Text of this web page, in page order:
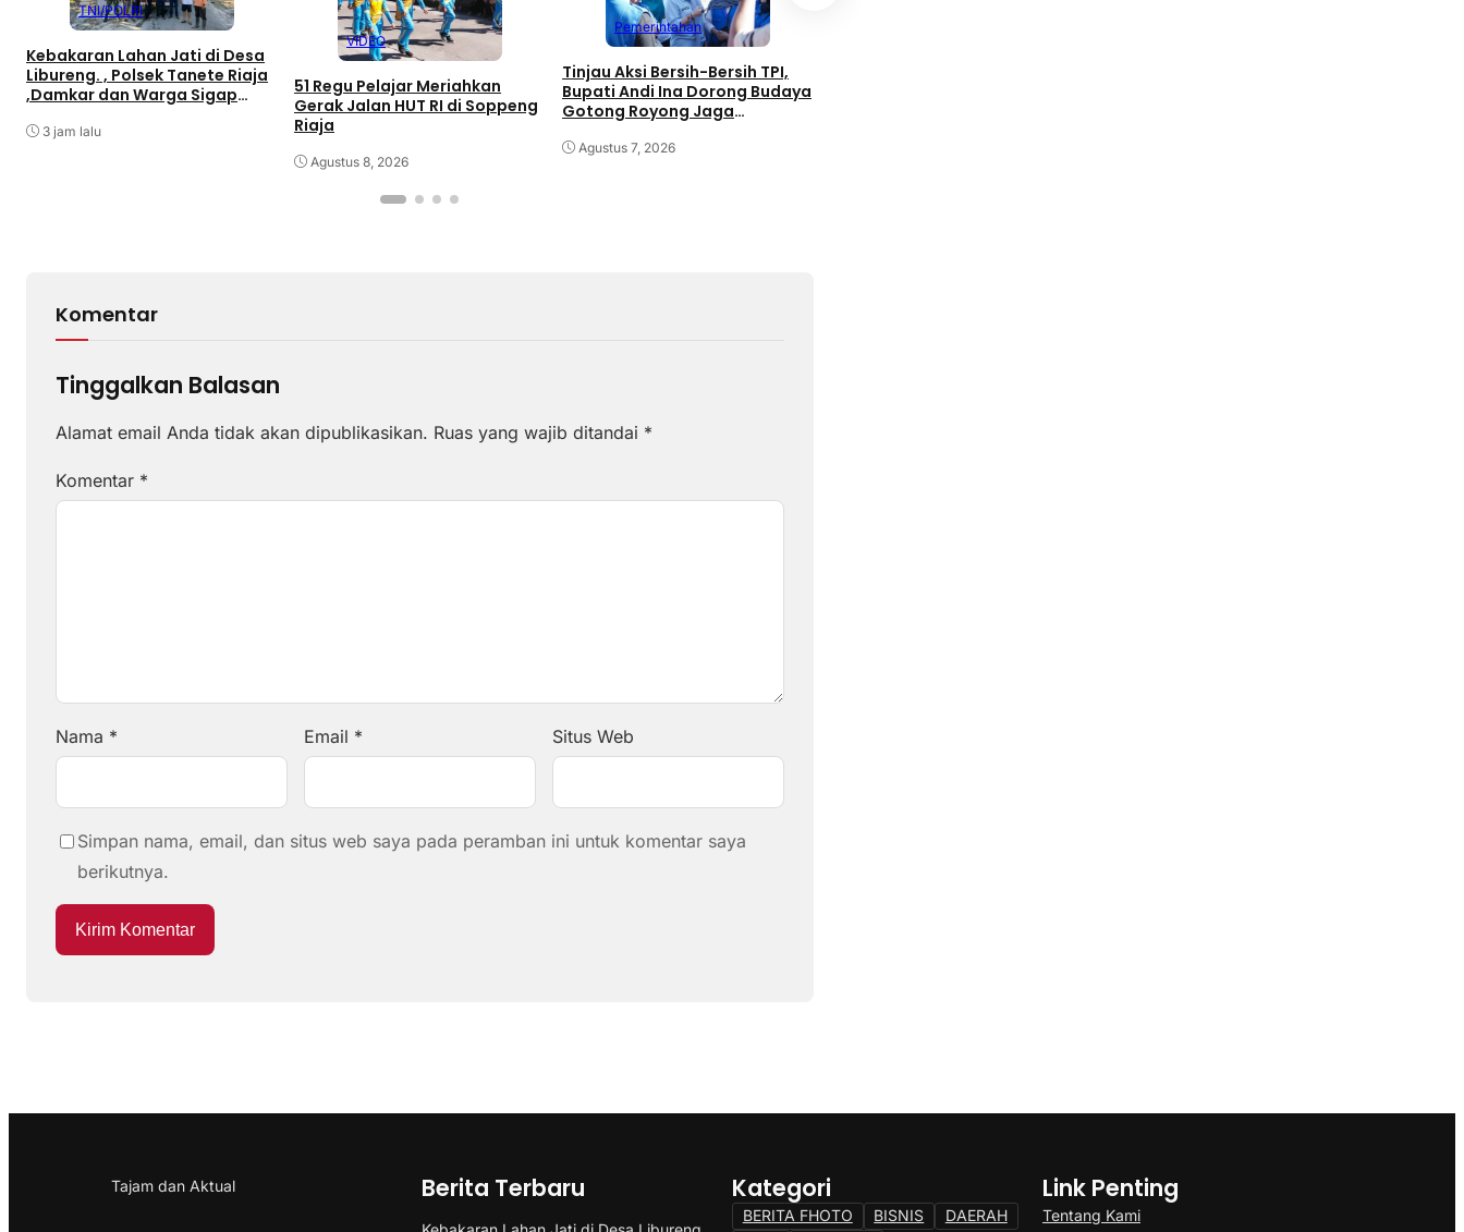
TNI/POLRI
Kebakaran Lahan Jati di Desa
Libureng. , Polsek Tanete Riaja
,Damkar dan Warga Sigap
3 jam lalu
VIDEO
51 Regu Pelajar Meriahkan
Gerak Jalan HUT RI di Soppeng
Riaja
Agustus 8, 2026
Pemerintahan
Tinjau Aksi Bersih-Bersih TPI,
Bupati Andi Ina Dorong Budaya
Gotong Royong Jaga
Agustus 7, 2026
Komentar
Tinggalkan Balasan
Alamat email Anda tidak akan dipublikasikan. Ruas yang wajib ditandai *
Komentar *
Nama * Email * Situs Web
Simpan nama, email, dan situs web saya pada peramban ini untuk komentar saya
berikutnya.
Tajam dan Aktual Berita Terbaru Kategori
BERITA FHOTO BISNIS DAERAH
Link Penting
Tentang Kami